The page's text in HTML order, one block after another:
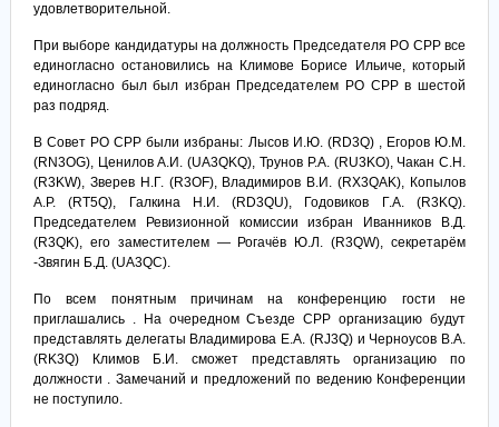
удовлетворительной.
При выборе кандидатуры на должность Председателя РО СРР все
единогласно остановились на Климове Борисе Ильиче, который
единогласно был был избран Председателем РО СРР в шестой
раз подряд.
В Совет РО СРР были избраны: Лысов И.Ю. (RD3Q) , Егоров Ю.М.
(RN3OG), Ценилов А.И. (UA3QKQ), Трунов Р.А. (RU3KO), Чакан С.Н.
(R3KW), Зверев Н.Г. (R3OF), Владимиров В.И. (RX3QAK), Копылов
А.Р. (RT5Q), Галкина Н.И. (RD3QU), Годовиков Г.А. (R3KQ).
Председателем Ревизионной комиссии избран Иванников В.Д.
(R3QK), его заместителем — Рогачёв Ю.Л. (R3QW), секретарём
-Звягин Б.Д. (UA3QC).
По всем понятным причинам на конференцию гости не
приглашались . На очередном Съезде СРР организацию будут
представлять делегаты Владимирова Е.А. (RJ3Q) и Черноусов В.А.
(RK3Q) Климов Б.И. сможет представлять организацию по
должности . Замечаний и предложений по ведению Конференции
не поступило.